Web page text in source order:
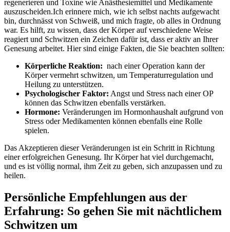
regenerieren und Toxine wie Anästhesiemittel und Medikamente
auszuscheiden.Ich erinnere mich, wie ich selbst nachts aufgewacht
bin, durchnässt von⁤ Schweiß, und mich fragte, ob‍ alles ⁣in Ordnung
war. Es hilft, zu wissen, ⁤dass⁤ der Körper auf verschiedene⁢ Weise
reagiert und Schwitzen ein ⁤Zeichen dafür ist,⁤ dass er⁣ aktiv an Ihrer
Genesung arbeitet.⁢ Hier sind einige ​Fakten, die Sie beachten sollten:
Körperliche ‌Reaktion: ‍ nach einer Operation kann⁤ der
⁣Körper vermehrt‌ schwitzen, um Temperaturregulation und⁣
Heilung zu unterstützen.
Psychologischer Faktor: ⁤Angst und Stress nach einer OP
können das Schwitzen ebenfalls verstärken.
Hormone: ⁣Veränderungen im Hormonhaushalt aufgrund von
Stress oder ⁣Medikamenten können ebenfalls eine​ Rolle
spielen.
Das Akzeptieren dieser ⁤Veränderungen ist⁣ ein Schritt in Richtung
einer erfolgreichen Genesung. Ihr Körper hat viel durchgemacht,
und ⁣es ‌ist⁣ völlig normal, ​ihm Zeit zu geben, sich anzupassen und zu
heilen.
Persönliche Empfehlungen aus der
Erfahrung: So gehen Sie⁢ mit nächtlichem
Schwitzen um